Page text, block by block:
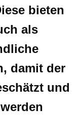
bieten
als
damit der
und